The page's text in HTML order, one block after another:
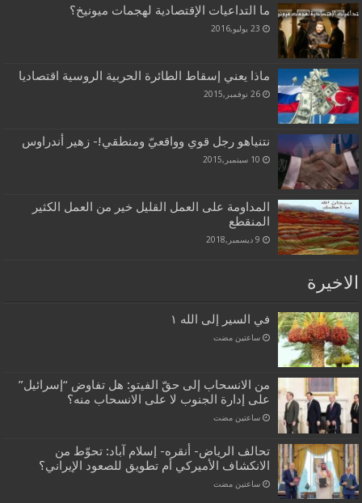
ما التداعيات الإقتصادية لهجمات ميونيخ؟
23 يوليو,2016
ماذا يعني إسقاط الطائرة الحربية الروسية اقتصاديا
26 نوفمبر,2015
نتنياهو رجل قوي وواقعيّ ومنطقي!- زهير أندراوس
10 سبتمبر,2015
المداومة على العمل القليل خير من العمل الكثير
المنقطع
9 ديسمبر,2018
الاخيرة
في السير إلى الله ١
‏ساعتين مضت
من الانسحاب إلى حقّ الفيتو: هل تفاوض “إسرائيل”
على إدارة الجنوب لا على الانسحاب منه؟
‏ساعتين مضت
تحالف الرياض- أنقره- إسلام آباد: تحوّط من
الانكشاف الأميركي أم تطويق للصعود الإيراني؟
‏ساعتين مضت